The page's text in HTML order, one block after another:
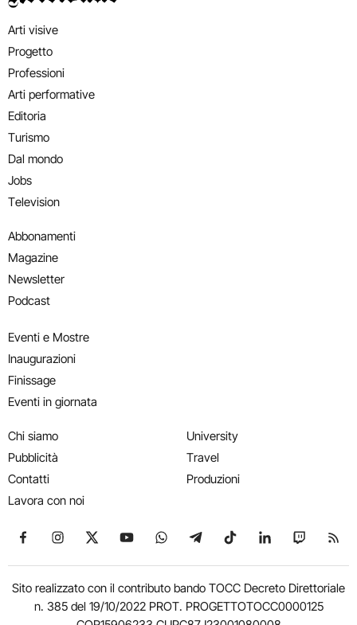
Arti visive
Progetto
Professioni
Arti performative
Editoria
Turismo
Dal mondo
Jobs
Television
Abbonamenti
Magazine
Newsletter
Podcast
Eventi e Mostre
Inaugurazioni
Finissage
Eventi in giornata
Chi siamo
Pubblicità
Contatti
Lavora con noi
University
Travel
Produzioni
Seguici su Facebook
Seguici su Instagram
Seguici su X
Seguici su YouTube
Seguici su WhatsApp
Seguici su Telegram
Seguici su TikTok
Seguici su
Seguici
Sito realizzato con il contributo bando TOCC Decreto Direttoriale
n. 385 del 19/10/2022 PROT. PROGETTOTOCC0000125